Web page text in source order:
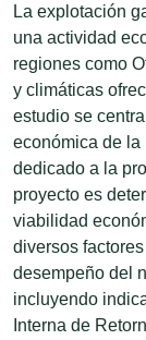
La explotación
una actividad
regiones como
y climáticas
estudio se
económica de la
dedicado a la
proyecto es
viabilidad
diversos
desempeño del
incluyendo
Interna de